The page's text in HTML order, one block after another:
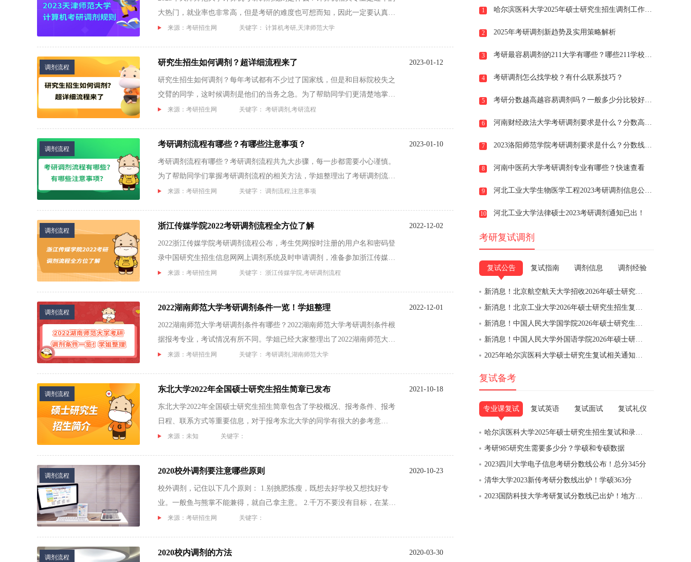
大热门，就业率也非常高，但是考研的难度也可想而知，因此一定要认真了
解相关...
来源：考研招生网 关键字： 计算机考研,天津师范大学
调剂流程
研究生招生如何调剂？超详细流程来了 2023-01-12
研究生招生如何调剂？每年考试都有不少过了国家线，但是和目标院校失之
交臂的同学，这时候调剂是他们的当务之急。为了帮助同学们更清楚地掌握
考研...来源：考研招生网 关键字： 考研调剂,考研流程
调剂流程
考研调剂流程有哪些？有哪些注意事项？ 2023-01-10
考研调剂流程有哪些？考研调剂流程共九大步骤，每一步都需要小心谨慎。
为了帮助同学们掌握考研调剂流程的相关方法，学姐整理出了考研调剂流程
和注...来源：考研招生网 关键字： 调剂流程,注意事项
调剂流程
浙江传媒学院2022考研调剂流程全方位了解 2022-12-02
2022浙江传媒学院考研调剂流程公布，考生凭网报时注册的用户名和密码登
录中国研究生招生信息网网上调剂系统及时申请调剂，准备参加浙江传媒学
院考研...
来源：考研招生网 关键字： 浙江传媒学院,考研调剂流程
调剂流程
2022湖南师范大学考研调剂条件一览！学姐整理 2022-12-01
2022湖南师范大学考研调剂条件有哪些？2022湖南师范大学考研调剂条件根
据报考专业，考试情况有所不同。学姐已经大家整理出了2022湖南师范大学
考研调剂...
来源：考研招生网 关键字： 考研调剂,湖南师范大学
调剂流程
东北大学2022年全国硕士研究生招生简章已发布 2021-10-18
东北大学2022年全国硕士研究生招生简章包含了学校概况、报考条件、报考
日程、联系方式等重要信息，对于报考东北大学的同学有很大的参考意
义。...来源：未知 关键字：
调剂流程
2020校外调剂要注意哪些原则 2020-10-23
校外调剂，记住以下几个原则： 1.别挑肥拣瘦，既想去好学校又想找好专
业。一般鱼与熊掌不能兼得，就自己拿主意。 2.千万不要没有目标，在某些
网站上...
来源：考研招生网 关键字：
调剂流程
2020校内调剂的方法 2020-03-30
1 哈尔滨医科大学2025年硕士研究生招生调剂工作办法
2 2025年考研调剂新趋势及实用策略解析
3 考研最容易调剂的211大学有哪些？哪些211学校好调剂？
4 考研调剂怎么找学校？有什么联系技巧？
5 考研分数越高越容易调剂吗？一般多少分比较好调剂？
6 河南财经政法大学考研调剂要求是什么？分数高吗？
7 2023洛阳师范学院考研调剂要求是什么？分数线多少？
8 河南中医药大学考研调剂专业有哪些？快速查看
9 河北工业大学生物医学工程2023考研调剂信息公布！
10 河北工业大学法律硕士2023考研调剂通知已出！
考研复试调剂
复试公告 复试指南 调剂信息 调剂经验
新消息！北京航空航天大学招收2026年硕士研究生复试录取工作考生须知
新消息！北京工业大学2026年硕士研究生招生复试、录取工作安排
新消息！中国人民大学国学院2026年硕士研究生招生考试复试录取工作方案
新消息！中国人民大学外国语学院2026年硕士研究生招生考试复试录取工作方案
2025年哈尔滨医科大学硕士研究生复试相关通知（复试线基本要求）
复试备考
专业课复试 复试英语 复试面试 复试礼仪
哈尔滨医科大学2025年硕士研究生招生复试和录取工作办法
考研985研究生需要多少分？学硕和专硕数据
2023四川大学电子信息考研分数线公布！总分345分
清华大学2023新传考研分数线出炉！学硕363分
2023国防科技大学考研复试分数线已出炉！地方生速看